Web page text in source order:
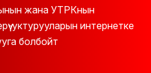
жана УТРКнын
уктурууларын интернетке
болбойт